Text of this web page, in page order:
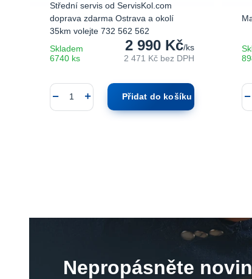
Střední servis od ServisKol.com
doprava zdarma Ostrava a okolí
35km volejte 732 562 562
2 990 Kč/ks
2 471 Kč bez DPH
Skladem
6740 ks
Přidat do košíku
Nepropásněte